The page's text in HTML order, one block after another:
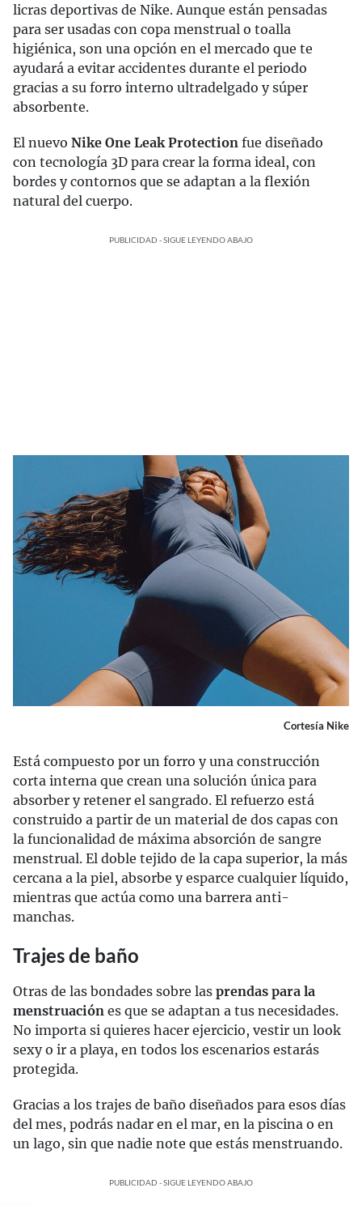
licras deportivas de Nike. Aunque están pensadas
para ser usadas con copa menstrual o toalla
higiénica, son una opción en el mercado que te
ayudará a evitar accidentes durante el periodo
gracias a su forro interno ultradelgado y súper
absorbente.
El nuevo Nike One Leak Protection fue diseñado
con tecnología 3D para crear la forma ideal, con
bordes y contornos que se adaptan a la flexión
natural del cuerpo.
PUBLICIDAD - SIGUE LEYENDO ABAJO
Cortesía Nike
Está compuesto por un forro y una construcción
corta interna que crean una solución única para
absorber y retener el sangrado. El refuerzo está
construido a partir de un material de dos capas con
la funcionalidad de máxima absorción de sangre
menstrual. El doble tejido de la capa superior, la más
cercana a la piel, absorbe y esparce cualquier líquido,
mientras que actúa como una barrera anti-
manchas.
Trajes de baño
Otras de las bondades sobre las prendas para la
menstruación es que se adaptan a tus necesidades.
No importa si quieres hacer ejercicio, vestir un look
sexy o ir a playa, en todos los escenarios estarás
protegida.
Gracias a los trajes de baño diseñados para esos días
del mes, podrás nadar en el mar, en la piscina o en
un lago, sin que nadie note que estás menstruando.
PUBLICIDAD - SIGUE LEYENDO ABAJO